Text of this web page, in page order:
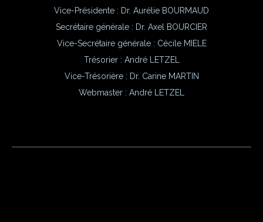
Vice-Présidente : Dr. Aurélie BOURMAUD
Secrétaire générale : Dr. Axel BOURCIER
Vice-Secrétaire générale : Cécile MIELE
Trésorier : André LETZEL
Vice-Trésorière : Dr. Carine MARTIN
Webmaster : André LETZEL